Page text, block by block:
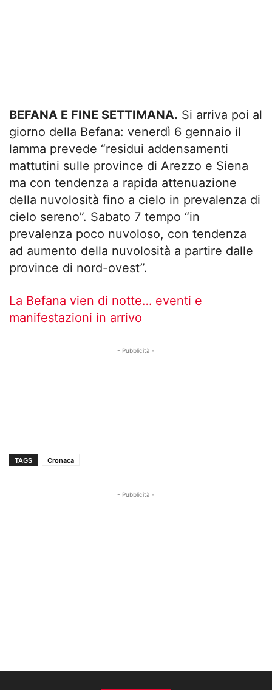
BEFANA E FINE SETTIMANA. Si arriva poi al
giorno della Befana: venerdì 6 gennaio il
lamma prevede “residui addensamenti
mattutini sulle province di Arezzo e Siena
ma con tendenza a rapida attenuazione
della nuvolosità fino a cielo in prevalenza di
cielo sereno”. Sabato 7 tempo “in
prevalenza poco nuvoloso, con tendenza
ad aumento della nuvolosità a partire dalle
province di nord-ovest”.
La Befana vien di notte… eventi e
manifestazioni in arrivo
- Pubblicità -
TAGS Cronaca
- Pubblicità -